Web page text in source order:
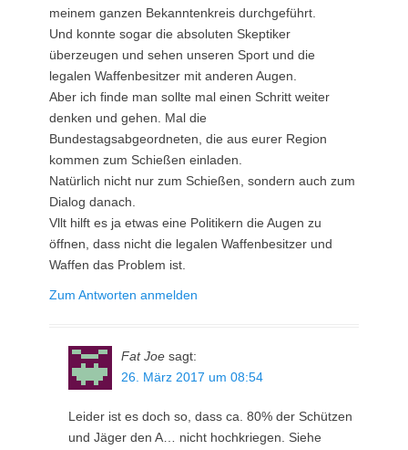
meinem ganzen Bekanntenkreis durchgeführt.
Und konnte sogar die absoluten Skeptiker
überzeugen und sehen unseren Sport und die
legalen Waffenbesitzer mit anderen Augen.
Aber ich finde man sollte mal einen Schritt weiter
denken und gehen. Mal die
Bundestagsabgeordneten, die aus eurer Region
kommen zum Schießen einladen.
Natürlich nicht nur zum Schießen, sondern auch zum
Dialog danach.
Vllt hilft es ja etwas eine Politikern die Augen zu
öffnen, dass nicht die legalen Waffenbesitzer und
Waffen das Problem ist.
Zum Antworten anmelden
Fat Joe sagt:
26. März 2017 um 08:54
Leider ist es doch so, dass ca. 80% der Schützen
und Jäger den A… nicht hochkriegen. Siehe